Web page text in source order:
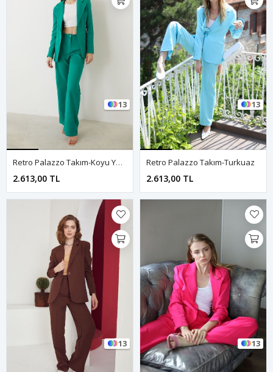
13
Retro Palazzo Takım-Koyu Yeşil
2.613,00 TL
13
Retro Palazzo Takım-Turkuaz
2.613,00 TL
13 13